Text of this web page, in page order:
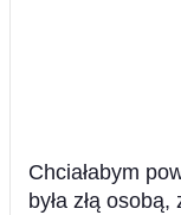
Chciałabym
była złą